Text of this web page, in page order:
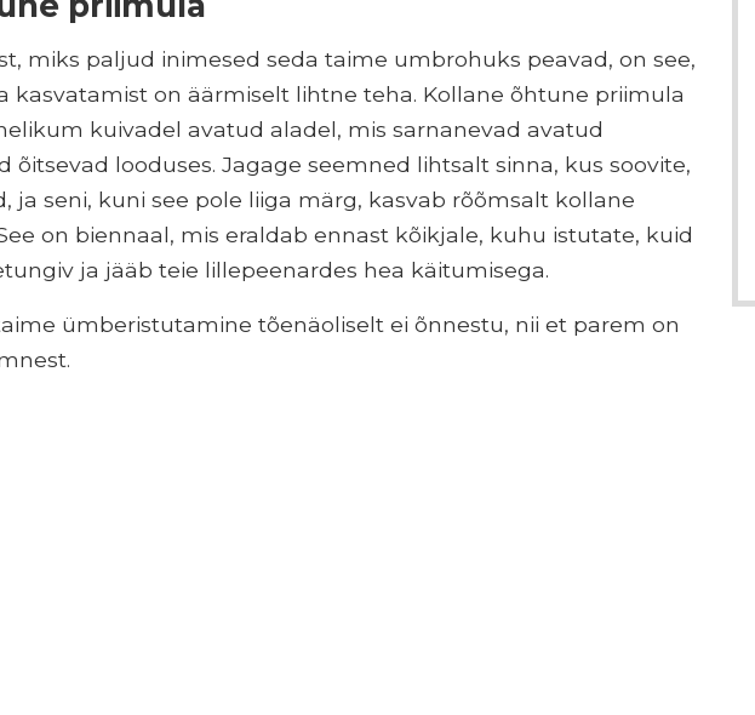
miks paljud inimesed seda taime umbrohuks peavad, on see,
kasvatamist on äärmiselt lihtne teha. Kollane õhtune priimula
kuivadel avatud aladel, mis sarnanevad avatud
õitsevad looduses. Jagage seemned lihtsalt sinna, kus soovite,
ja seni, kuni see pole liiga märg, kasvab rõõmsalt kollane
on biennaal, mis eraldab ennast kõikjale, kuhu istutate, kuid
ja jääb teie lillepeenardes hea käitumisega.
ümberistutamine tõenäoliselt ei õnnestu, nii et parem on